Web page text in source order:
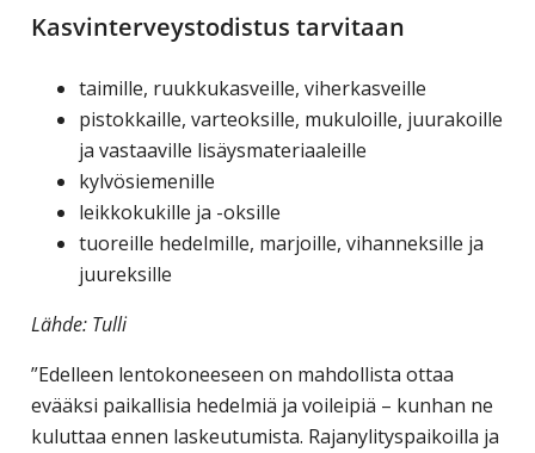
and
required
corporate
travel
meetings
management
well
procurement.
Kasvinterveystodistus tarvitaan
taimille, ruukkukasveille, viherkasveille
pistokkaille, varteoksille, mukuloille, juurakoille
ja vastaaville lisäysmateriaaleille
kylvösiemenille
leikkokukille ja -oksille
tuoreille hedelmille, marjoille, vihanneksille ja
juureksille
Lähde: Tulli
”Edelleen lentokoneeseen on mahdollista ottaa
evääksi paikallisia hedelmiä ja voileipiä – kunhan ne
kuluttaa ennen laskeutumista. Rajanylityspaikoilla ja